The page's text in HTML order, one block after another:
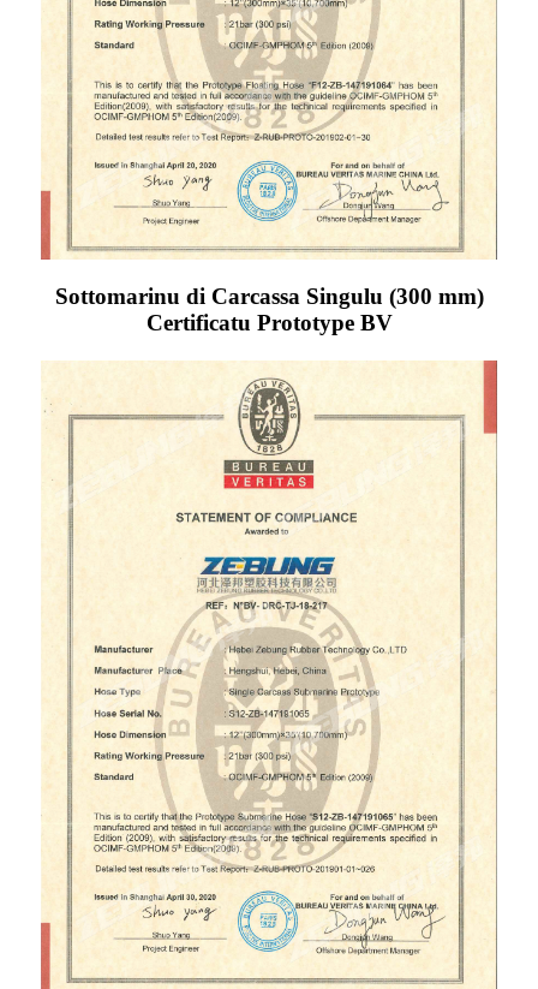
Sottomarinu di Carcassa Singulu (300 mm)
Certificatu Prototype BV